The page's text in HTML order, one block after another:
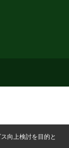
向上検討を目的と